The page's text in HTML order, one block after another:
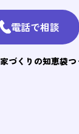
家づくりの知恵袋
電話で相談